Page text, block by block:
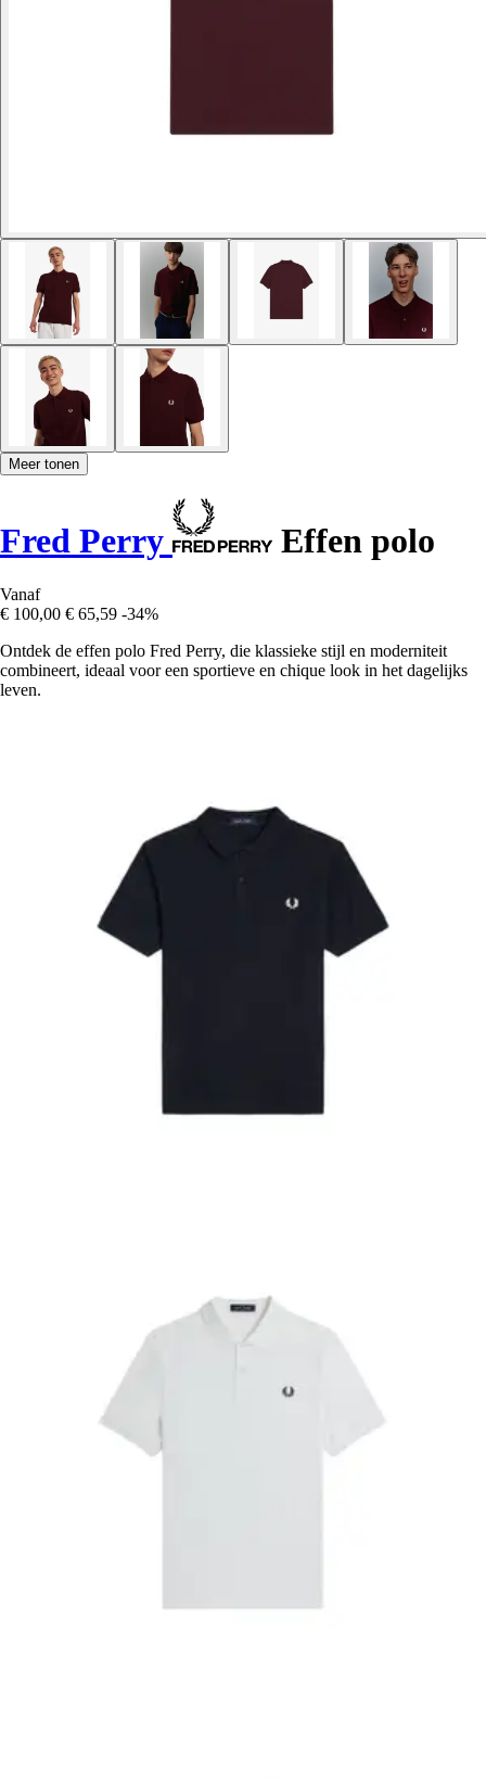
Meer tonen
Fred Perry Effen polo
Vanaf
€ 100,00 € 65,59 -34%
Ontdek de effen polo Fred Perry, die klassieke stijl en moderniteit
combineert, ideaal voor een sportieve en chique look in het dagelijks
leven.